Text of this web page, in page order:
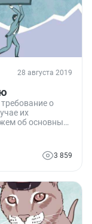
28 августа 2019
о
их
об основных
3 859